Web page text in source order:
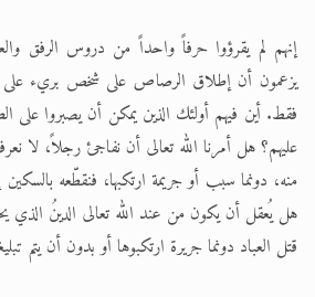
إنهم لم يقرؤوا حرفاً واحداً من دروس الرفق
يزعمون أن إطلاق الرصاص على شخص بريء على
فقط. أين فيهم أولئك الذين يمكن أن يصبروا على
عليهم؟ هل أمرنا الله تعالى أن نفاجئ رجلاً، لا
منه، دونما سبب أو جريمة ارتكبها، فنقطّعه
هل يُعقل أن يكون من عند الله تعالى الدينُ الذي
قتل العباد دونما جريرة ارتكبوها أو بدون أن يتم